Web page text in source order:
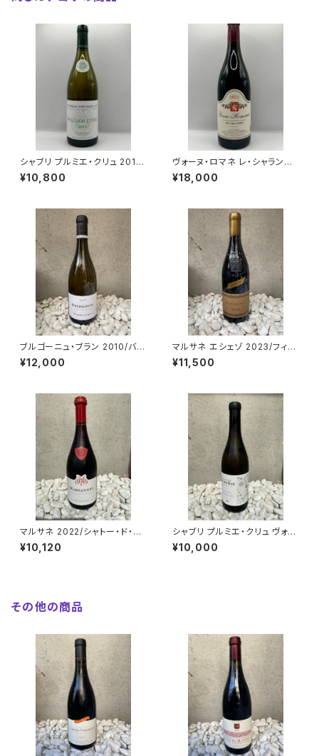
シャブリ プルミエ・クリュ 2014/
ウィリアム・フェーヴル
¥10,800
ヴォーヌ・ロマネ レ・シャランダ
ン 2023/オーディフレッド
¥18,000
ブルゴーニュ・ブラン 2010/バン
ジャマン・ルルー
¥12,000
マルサネ エシェゾ 2023/フィリ
ップ・シャルロパン
¥11,500
マルサネ 2022/シャトー・ド・マ
ルサネ
¥10,120
シャブリ プルミエ・クリュ ヴォ
ー・ド・ヴェイ 2023/ドメーヌ・ラ
ンクロ
¥10,000
その他の商品